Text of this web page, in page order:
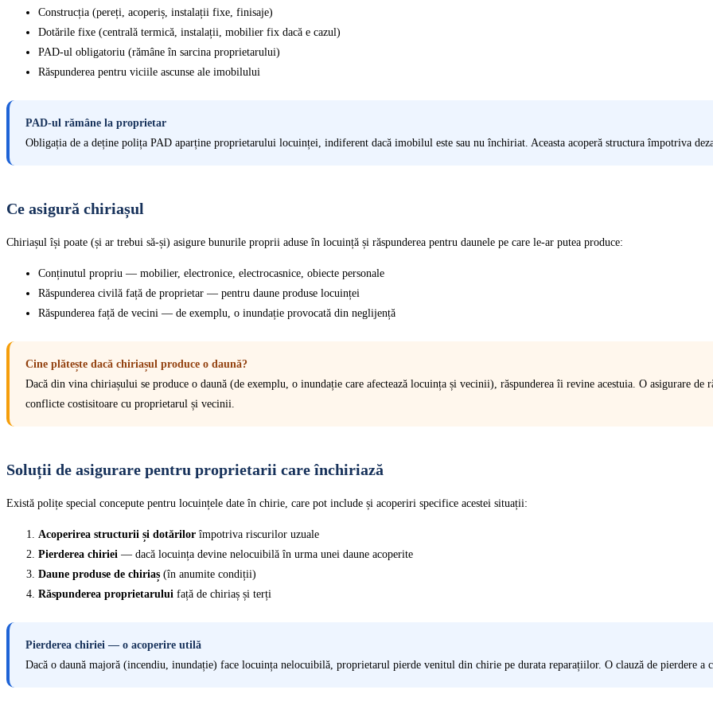
Construcția (pereți, acoperiș, instalații fixe, finisaje)
Dotările fixe (centrală termică, instalații, mobilier fix dacă e cazul)
PAD-ul obligatoriu (rămâne în sarcina proprietarului)
Răspunderea pentru viciile ascunse ale imobilului
PAD-ul rămâne la proprietar
Obligația de a deține polița PAD aparține proprietarului locuinței, indiferent dacă imobilul este sau nu închiriat. Aceasta acoperă structura împotriva
Ce asigură chiriașul
Chiriașul își poate (și ar trebui să-și) asigure bunurile proprii aduse în locuință și răspunderea pentru daunele pe care le-ar putea produce:
Conținutul propriu — mobilier, electronice, electrocasnice, obiecte personale
Răspunderea civilă față de proprietar — pentru daune produse locuinței
Răspunderea față de vecini — de exemplu, o inundație provocată din neglijență
Cine plătește dacă chiriașul produce o daună?
Dacă din vina chiriașului se produce o daună (de exemplu, o inundație care afectează locuința și vecinii), răspunderea îi revine acestuia. O asigurare de
conflicte costisitoare cu proprietarul și vecinii.
Soluții de asigurare pentru proprietarii care închiriază
Există polițe special concepute pentru locuințele date în chirie, care pot include și acoperiri specifice acestei situații:
Acoperirea structurii și dotărilor împotriva riscurilor uzuale
Pierderea chiriei — dacă locuința devine nelocuibilă în urma unei daune acoperite
Daune produse de chiriaș (în anumite condiții)
Răspunderea proprietarului față de chiriaș și terți
Pierderea chiriei — o acoperire utilă
Dacă o daună majoră (incendiu, inundație) face locuința nelocuibilă, proprietarul pierde venitul din chirie pe durata reparațiilor. O clauză de pierdere a